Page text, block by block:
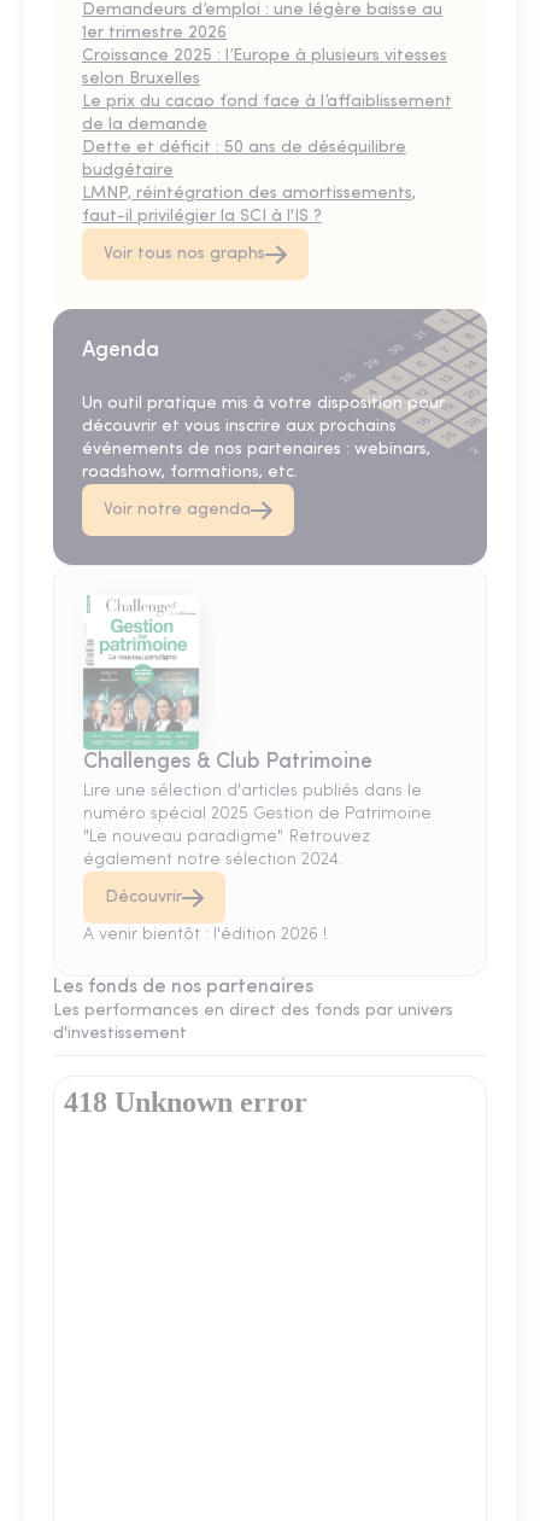
Demandeurs d’emploi : une légère baisse au
1er trimestre 2026
Croissance 2025 : l’Europe à plusieurs vitesses
selon Bruxelles
Le prix du cacao fond face à l’affaiblissement
de la demande
Dette et déficit : 50 ans de déséquilibre
budgétaire
LMNP, réintégration des amortissements,
faut-il privilégier la SCI à l'IS ?
Voir tous nos graphs
Agenda
Un outil pratique mis à votre disposition pour
découvrir et vous inscrire aux prochains
événements de nos partenaires : webinars,
roadshow, formations, etc.
Voir notre agenda
Challenges & Club Patrimoine
Lire une sélection d'articles publiés dans le
numéro spécial 2025 Gestion de Patrimoine
"Le nouveau paradigme". Retrouvez
également notre sélection 2024.
Découvrir
A venir bientôt : l'édition 2026 !
Les fonds de nos partenaires
Les performances en direct des fonds par univers
d'investissement